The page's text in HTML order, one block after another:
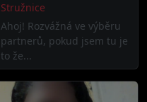
Stružnice
Ahoj! Rozvážná ve výběru
partnerů, pokud jsem tu je
to že...